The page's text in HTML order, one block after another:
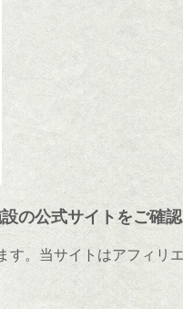
の公式サイトをご確
す。当サイトはアフィリ